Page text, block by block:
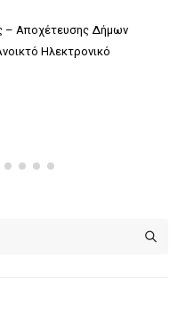
– Αποχέτευσης Δήμων
Ηλεκτρονικό